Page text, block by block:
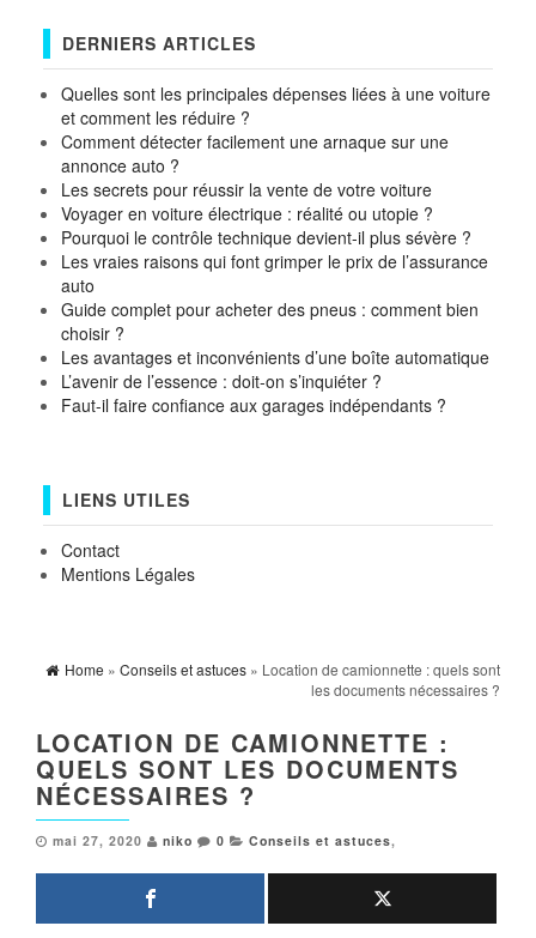
DERNIERS ARTICLES
Quelles sont les principales dépenses liées à une voiture
et comment les réduire ?
Comment détecter facilement une arnaque sur une
annonce auto ?
Les secrets pour réussir la vente de votre voiture
Voyager en voiture électrique : réalité ou utopie ?
Pourquoi le contrôle technique devient-il plus sévère ?
Les vraies raisons qui font grimper le prix de l’assurance
auto
Guide complet pour acheter des pneus : comment bien
choisir ?
Les avantages et inconvénients d’une boîte automatique
L’avenir de l’essence : doit-on s’inquiéter ?
Faut-il faire confiance aux garages indépendants ?
LIENS UTILES
Contact
Mentions Légales
Home » Conseils et astuces » Location de camionnette : quels sont
les documents nécessaires ?
LOCATION DE CAMIONNETTE :
QUELS SONT LES DOCUMENTS
NÉCESSAIRES ?
mai 27, 2020 niko 0 Conseils et astuces,